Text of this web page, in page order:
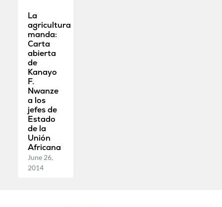
La
agricultura
manda:
Carta
abierta
de
Kanayo
F.
Nwanze
a los
jefes de
Estado
de la
Unión
Africana
June 26,
2014